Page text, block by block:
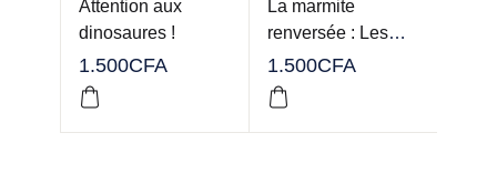
Attention aux
dinosaures !
1.500CFA
La marmite
renversée : Les
brûlures
1.500CFA